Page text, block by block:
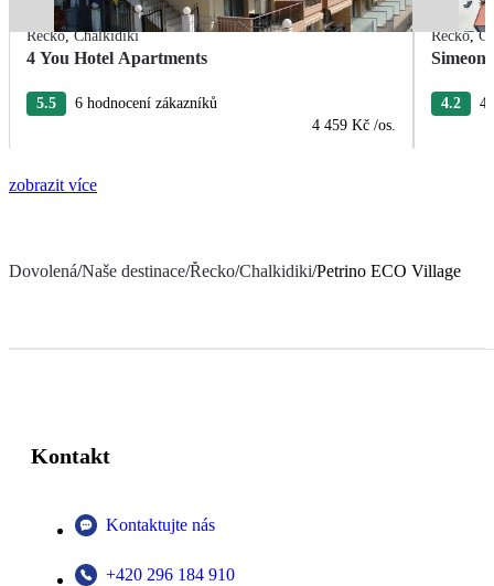
Řecko,Chalkidiki
4 You Hotel Apartments
5.5
6 hodnocení zákazníků
4 459 Kč /os.
Řecko,
Simeon
4.2 4
zobrazit více
Dovolená/Naše destinace/Řecko/Chalkidiki/Petrino ECO Village
Kontakt
Kontaktujte nás
+420 296 184 910